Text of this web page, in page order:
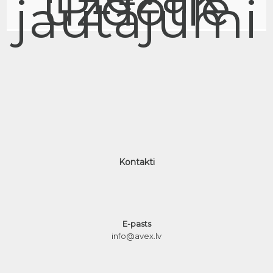
jautājumi
Kontakti
E-pasts
info@avex.lv